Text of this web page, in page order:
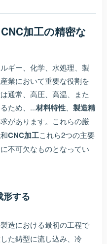
加工の精密な
ギー、化学、水処理、製
業において重要な役割を
通常、高圧、高温、また
ため、...材料特性
製造精
があります。これらの厳
和CNC加工これら2つの主要
不可欠なものとなってい
形する
造における最初の工程で
た鋳型に流し込み、冷